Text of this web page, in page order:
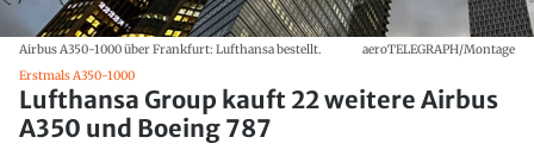
Airbus A350-1000 über Frankfurt: Lufthansa bestellt.
aeroTELEGRAPH/Montage
Erstmals A350-1000
Lufthansa Group kauft 22 weitere Airbus
A350 und Boeing 787